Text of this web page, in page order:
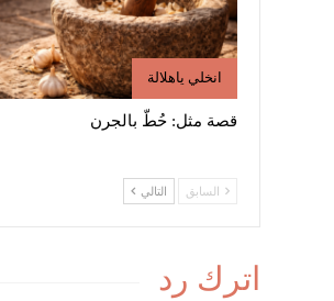
انخلي ياهلالة
قصة مثل: حُطّ بالجرن
السابق التالي
اترك رد